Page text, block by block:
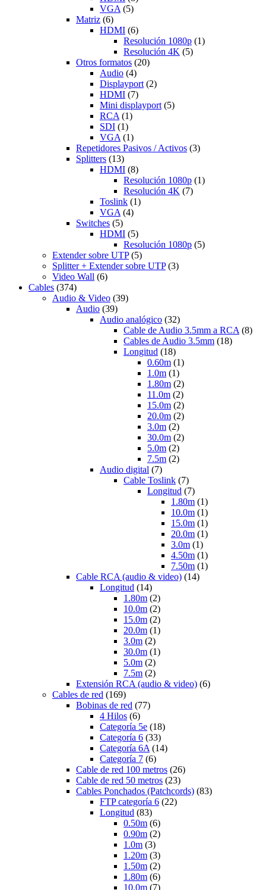
VGA (5)
Matriz (6)
HDMI (6)
Resolución 1080p (1)
Resolución 4K (5)
Otros formatos (20)
Audio (4)
Displayport (2)
HDMI (7)
Mini displayport (5)
RCA (1)
SDI (1)
VGA (1)
Repetidores Pasivos / Activos (3)
Splitters (13)
HDMI (8)
Resolución 1080p (1)
Resolución 4K (7)
Toslink (1)
VGA (4)
Switches (5)
HDMI (5)
Resolución 1080p (5)
Extender sobre UTP (5)
Splitter + Extender sobre UTP (3)
Video Wall (6)
Cables (374)
Audio & Video (39)
Audio (39)
Audio analógico (32)
Cable de Audio 3.5mm a RCA (8)
Cables de Audio 3.5mm (18)
Longitud (18)
0.60m (1)
1.0m (1)
1.80m (2)
11.0m (2)
15.0m (2)
20.0m (2)
3.0m (2)
30.0m (2)
5.0m (2)
7.5m (2)
Audio digital (7)
Cable Toslink (7)
Longitud (7)
1.80m (1)
10.0m (1)
15.0m (1)
20.0m (1)
3.0m (1)
4.50m (1)
7.50m (1)
Cable RCA (audio & video) (14)
Longitud (14)
1.80m (2)
10.0m (2)
15.0m (2)
20.0m (1)
3.0m (2)
30.0m (1)
5.0m (2)
7.5m (2)
Extensión RCA (audio & video) (6)
Cables de red (169)
Bobinas de red (77)
4 Hilos (6)
Categoría 5e (18)
Categoría 6 (33)
Categoría 6A (14)
Categoría 7 (6)
Cable de red 100 metros (26)
Cable de red 50 metros (23)
Cables Ponchados (Patchcords) (83)
FTP categoría 6 (22)
Longitud (83)
0.50m (6)
0.90m (2)
1.0m (3)
1.20m (3)
1.50m (2)
1.80m (6)
10.0m (7)